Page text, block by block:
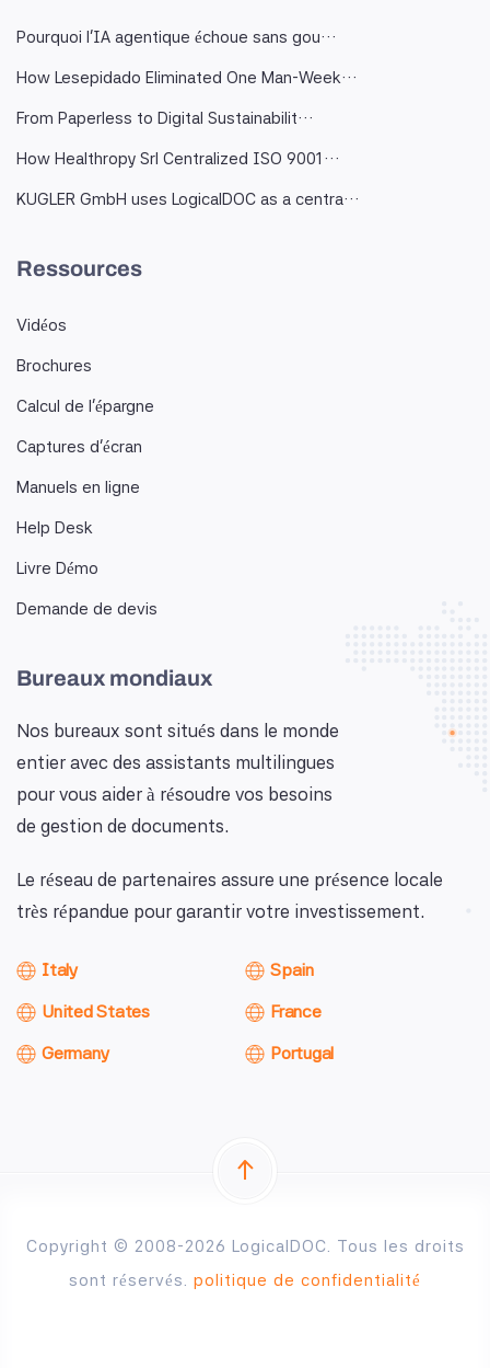
Pourquoi l'IA agentique échoue sans gou…
How Lesepidado Eliminated One Man-Week…
From Paperless to Digital Sustainabilit…
How Healthropy Srl Centralized ISO 9001…
KUGLER GmbH uses LogicalDOC as a centra…
Ressources
Vidéos
Brochures
Calcul de l'épargne
Captures d'écran
Manuels en ligne
Help Desk
Livre Démo
Demande de devis
Bureaux mondiaux
Nos bureaux sont situés dans le monde
entier avec des assistants multilingues
pour vous aider à résoudre vos besoins
de gestion de documents.
Le réseau de partenaires assure une présence locale
très répandue pour garantir votre investissement.
Italy
United States
Germany
Spain
France
Portugal
Copyright © 2008-2026 LogicalDOC. Tous les droits
sont réservés. politique de confidentialité